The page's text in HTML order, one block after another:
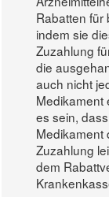
Rabatten für
indem sie
Zuzahlung
die
auch nicht
Medikament
es sein,
Medikament
Zuzahlung
dem